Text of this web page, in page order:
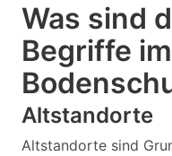
Was sind
Begriffe
Altstandorte
Altstandorte sind